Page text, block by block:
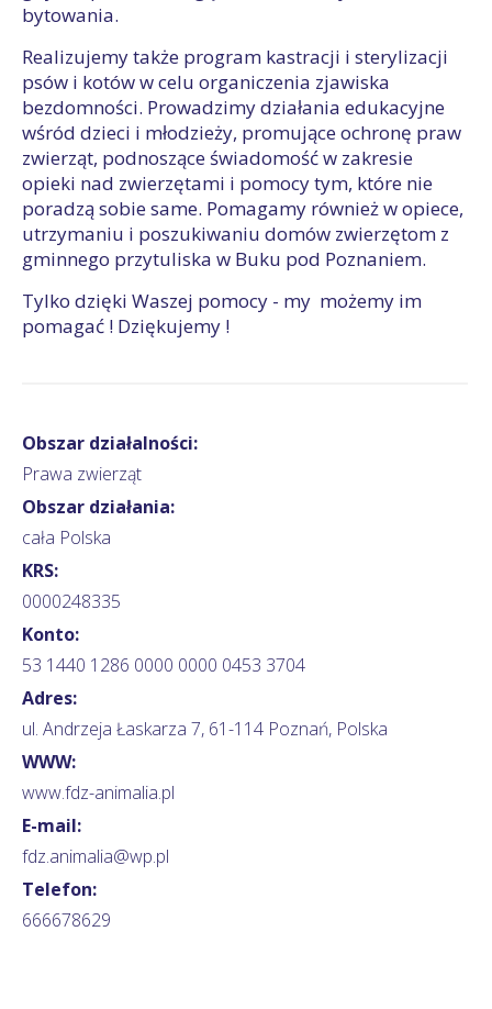
bytowania.
Realizujemy także program kastracji i sterylizacji
psów i kotów w celu organiczenia zjawiska
bezdomności. Prowadzimy działania edukacyjne
wśród dzieci i młodzieży, promujące ochronę praw
zwierząt, podnoszące świadomość w zakresie
opieki nad zwierzętami i pomocy tym, które nie
poradzą sobie same. Pomagamy również w opiece,
utrzymaniu i poszukiwaniu domów zwierzętom z
gminnego przytuliska w Buku pod Poznaniem.
Tylko dzięki Waszej pomocy - my możemy im
pomagać ! Dziękujemy !
Obszar działalności:
Prawa zwierząt
Obszar działania:
cała Polska
KRS:
0000248335
Konto:
53 1440 1286 0000 0000 0453 3704
Adres:
ul. Andrzeja Łaskarza 7, 61-114 Poznań, Polska
WWW:
www.fdz-animalia.pl
E-mail:
fdz.animalia@wp.pl
Telefon:
666678629